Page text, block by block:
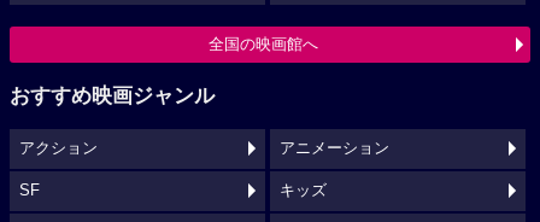
全国の映画館へ
おすすめ映画ジャンル
アクション アニメーション
SF キッズ